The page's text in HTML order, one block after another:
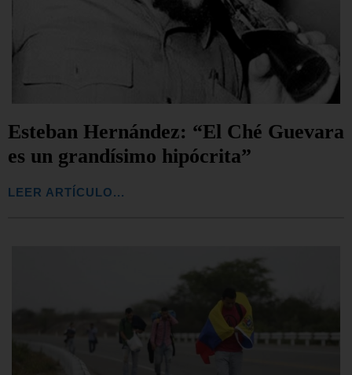
Esteban Hernández: “El Ché Guevara
es un grandísimo hipócrita”
LEER ARTÍCULO...